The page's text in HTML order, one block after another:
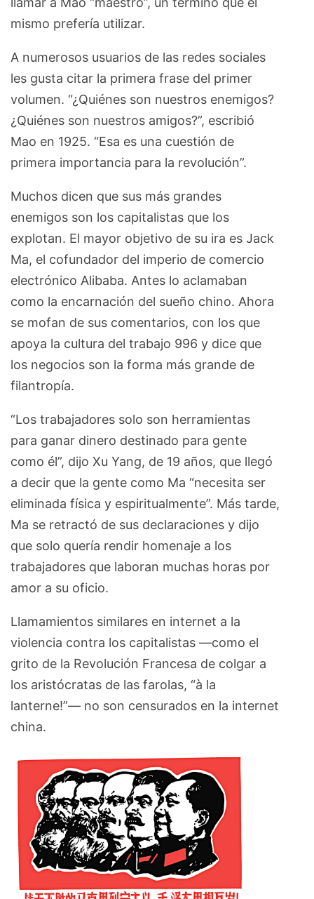
mismo prefería utilizar.
A numerosos usuarios de las redes sociales
les gusta citar la primera frase del primer
volumen. “¿Quiénes son nuestros enemigos?
¿Quiénes son nuestros amigos?”, escribió
Mao en 1925. “Esa es una cuestión de
primera importancia para la revolución”.
Muchos dicen que sus más grandes
enemigos son los capitalistas que los
explotan. El mayor objetivo de su ira es Jack
Ma, el cofundador del imperio de comercio
electrónico Alibaba. Antes lo aclamaban
como la encarnación del sueño chino. Ahora
se mofan de sus comentarios, con los que
apoya la cultura del trabajo 996 y dice que
los negocios son la forma más grande de
filantropía.
“Los trabajadores solo son herramientas
para ganar dinero destinado para gente
como él”, dijo Xu Yang, de 19 años, que llegó
a decir que la gente como Ma “necesita ser
eliminada física y espiritualmente”. Más tarde,
Ma se retractó de sus declaraciones y dijo
que solo quería rendir homenaje a los
trabajadores que laboran muchas horas por
amor a su oficio.
Llamamientos similares en internet a la
violencia contra los capitalistas —como el
grito de la Revolución Francesa de colgar a
los aristócratas de las farolas, “à la
lanterne!”— no son censurados en la internet
china.